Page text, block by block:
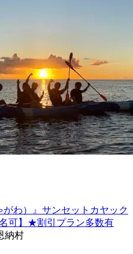
わ）』サンセットカヤック
可】★割引プラン多数有
納村